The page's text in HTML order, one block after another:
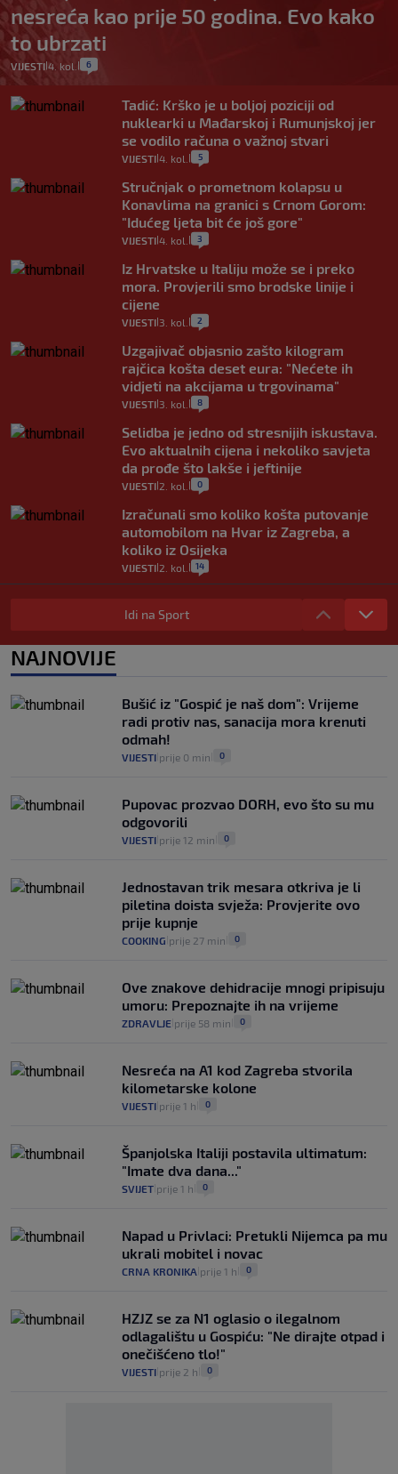
nesreća kao prije 50 godina. Evo kako
to ubrzati
VIJESTI 4. kol. 6
Tadić: Krško je u boljoj poziciji od
nuklearki u Mađarskoj i Rumunjskoj jer
se vodilo računa o važnoj stvari
VIJESTI 4. kol. 5
Stručnjak o prometnom kolapsu u
Konavlima na granici s Crnom Gorom:
"Idućeg ljeta bit će još gore"
VIJESTI 4. kol. 3
Iz Hrvatske u Italiju može se i preko
mora. Provjerili smo brodske linije i
cijene
VIJESTI 3. kol. 2
Uzgajivač objasnio zašto kilogram
rajčica košta deset eura: "Nećete ih
vidjeti na akcijama u trgovinama"
VIJESTI 3. kol. 8
Selidba je jedno od stresnijih iskustava.
Evo aktualnih cijena i nekoliko savjeta
da prođe što lakše i jeftinije
VIJESTI 2. kol. 0
Izračunali smo koliko košta putovanje
automobilom na Hvar iz Zagreba, a
koliko iz Osijeka
VIJESTI 2. kol. 14
"Kći je otišla na more, a zaboravila
zdravstvenu iskaznicu". Kakva su prava
pacijenata izvan mjesta prebivališta?
1
junaci naših priča budu oni koji pomažu,
a ne oni koji su pobijedili nekoga"
VIJESTI 2
Idi na Sport
NAJNOVIJE
Bušić iz "Gospić je naš dom": Vrijeme
radi protiv nas, sanacija mora krenuti
odmah!
VIJESTI prije 0 min 0
Pupovac prozvao DORH, evo što su mu
odgovorili
VIJESTI prije 12 min 0
Jednostavan trik mesara otkriva je li
piletina doista svježa: Provjerite ovo
prije kupnje
COOKING prije 27 min 0
Ove znakove dehidracije mnogi pripisuju
umoru: Prepoznajte ih na vrijeme
ZDRAVLJE prije 58 min 0
Nesreća na A1 kod Zagreba stvorila
kilometarske kolone
VIJESTI prije 1 h 0
Španjolska Italiji postavila ultimatum:
"Imate dva dana..."
SVIJET prije 1 h 0
Napad u Privlaci: Pretukli Nijemca pa mu
ukrali mobitel i novac
CRNA KRONIKA prije 1 h 0
HZJZ se za N1 oglasio o ilegalnom
odlagalištu u Gospiću: "Ne dirajte otpad i
onečišćeno tlo!"
VIJESTI prije 2 h 0